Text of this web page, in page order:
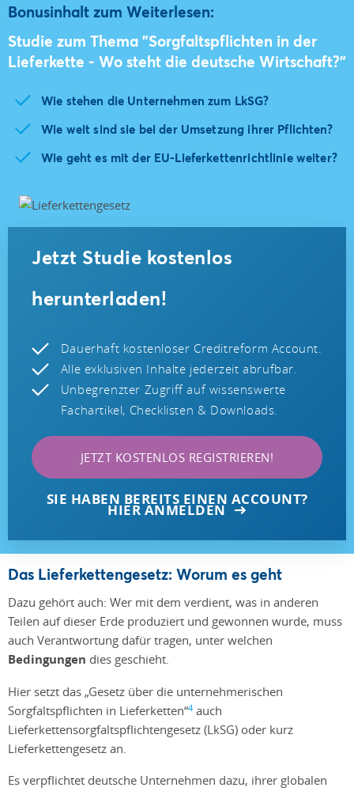
Bonusinhalt zum Weiterlesen:
Studie zum Thema "Sorgfaltspflichten in der
Lieferkette - Wo steht die deutsche Wirtschaft?"
Wie stehen die Unternehmen zum LkSG?
Wie weit sind sie bei der Umsetzung ihrer Pflichten?
Wie geht es mit der EU-Lieferkettenrichtlinie weiter?
Jetzt Studie kostenlos
herunterladen!
Dauerhaft kostenloser Creditreform Account.
Alle exklusiven Inhalte jederzeit abrufbar.
Unbegrenzter Zugriff auf wissenswerte
Fachartikel, Checklisten & Downloads.
JETZT KOSTENLOS REGISTRIEREN!
SIE HABEN BEREITS EINEN ACCOUNT?
HIER ANMELDEN
Das Lieferkettengesetz: Worum es geht
Dazu gehört auch: Wer mit dem verdient, was in anderen
Teilen auf dieser Erde produziert und gewonnen wurde, muss
auch Verantwortung dafür tragen, unter welchen
Bedingungen dies geschieht.
Hier setzt das „Gesetz über die unternehmerischen
Sorgfaltspflichten in Lieferketten“4 auch
Lieferkettensorgfaltspflichtengesetz (LkSG) oder kurz
Lieferkettengesetz an.
Es verpflichtet deutsche Unternehmen dazu, ihrer globalen